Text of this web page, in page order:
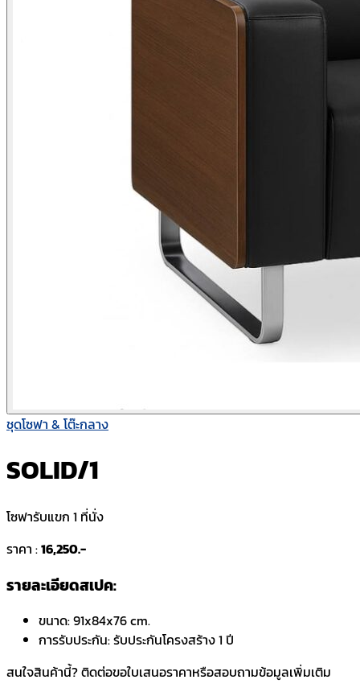
ชุดโซฟา & โต๊ะกลาง
SOLID/1
โซฟารับแขก 1 ที่นั่ง
ราคา :16,250.-
รายละเอียดสเปค:
ขนาด:91x84x76 cm.
การรับประกัน:รับประกันโครงสร้าง 1 ปี
สนใจสินค้านี้? ติดต่อขอใบเสนอราคาหรือสอบถามข้อมูลเพิ่มเติม